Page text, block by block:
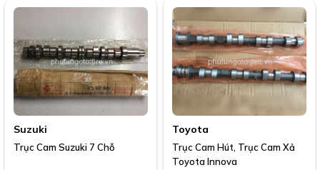
Suzuki
Trục Cam Suzuki 7 Chỗ
Toyota
Trục Cam Hút, Trục Cam Xả
Toyota Innova